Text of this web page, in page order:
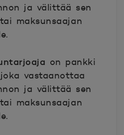
ja välittää sen
maksunsaajan
on pankki
vastaanottaa
ja välittää sen
maksunsaajan